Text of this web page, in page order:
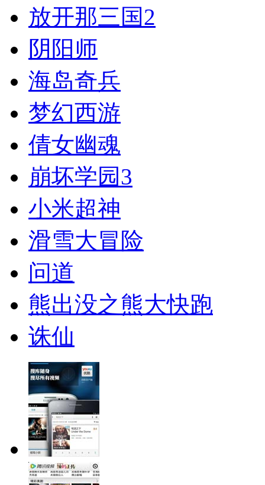
放开那三国2
阴阳师
海岛奇兵
梦幻西游
倩女幽魂
崩坏学园3
小米超神
滑雪大冒险
问道
熊出没之熊大快跑
诛仙